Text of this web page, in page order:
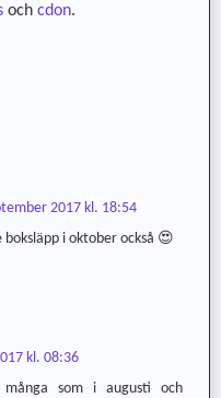
och cdon.
2017 kl. 18:54
i oktober också 😍
kl. 08:36
som i augusti och